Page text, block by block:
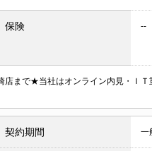
保険 --
店まで★当社はオンライン内見・Ｉ
契約期間 一